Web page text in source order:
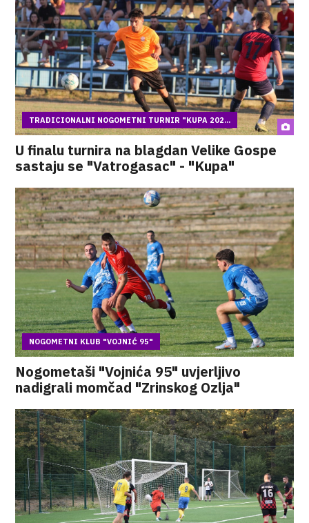
TRADICIONALNI NOGOMETNI TURNIR "KUPA 202...
U finalu turnira na blagdan Velike Gospe
sastaju se "Vatrogasac" - "Kupa"
NOGOMETNI KLUB "VOJNIĆ 95"
Nogometaši "Vojnića 95" uvjerljivo
nadigrali momčad "Zrinskog Ozlja"